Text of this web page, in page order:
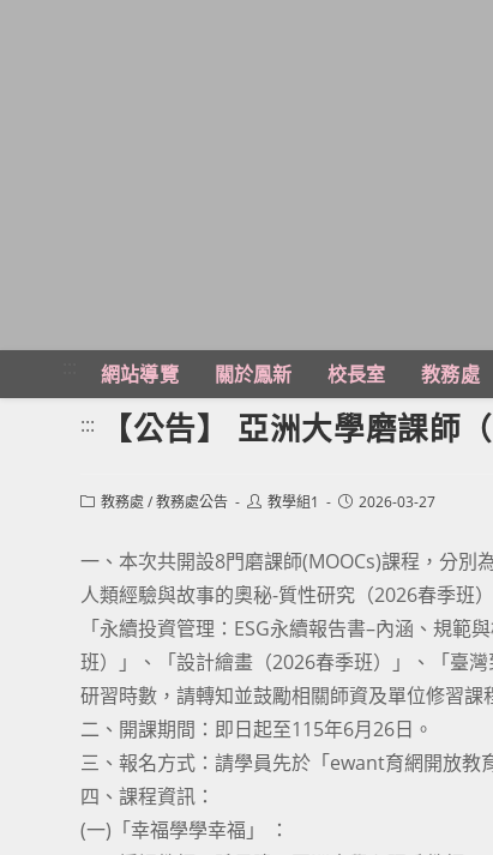
主
網站導覽 關於鳳新 校長室 教務處
::: 【公告】 亞洲大學磨課師
Post教務處 /教務處公告
Post教學組1
Post2026-03-27
一、本次共開設8門磨課師(MOOCs)課程，分
人類經驗與故事的奧秘-質性研究（2026春季班
「永續投資管理：ESG永續報告書–內涵、規
班）」、「設計繪畫（2026春季班）」、「臺
研習時數，請轉知並鼓勵相關師資及單位修習課
二、開課期間：即日起至115年6月26日。
三、報名方式：請學員先於「ewant育網開放
四、課程資訊：
(一)「幸福學學幸福」 ：